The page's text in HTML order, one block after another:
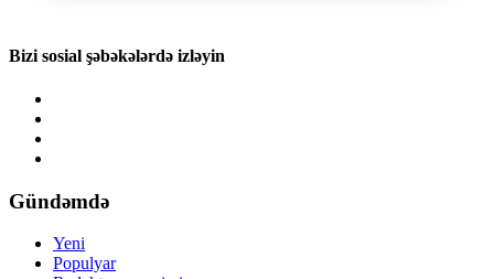
Bizi sosial şəbəkələrdə izləyin
Gündəmdə
Yeni
Populyar